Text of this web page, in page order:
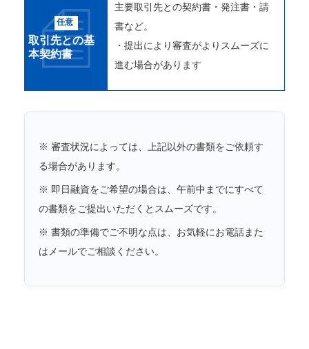
任意
取引先との基
本契約書
主要取引先との契約書・発注書・請
書など。
・提出により審査がよりスムーズに
進む場合があります
※ 審査状況によっては、上記以外の書類をご依頼す
る場合があります。
※ 即日融資をご希望の場合は、午前中までにすべて
の書類をご提出いただくとスムーズです。
※ 書類の準備でご不明な点は、お気軽にお電話また
はメールでご相談ください。